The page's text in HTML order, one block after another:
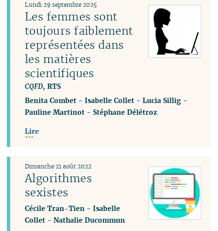
Les femmes sont
toujours faiblement
représentées dans
les matières
scientifiques
CQFD, RTS
Lundi 29 septembre 2025
Benita Combet -Isabelle Collet -Lucia Sillig -
Pauline Martinot -Stéphane Délétroz
Lire
Algorithmes
sexistes
Dimanche 21 août 2022
Cécile Tran-Tien -Isabelle
Collet -Nathalie Ducommun